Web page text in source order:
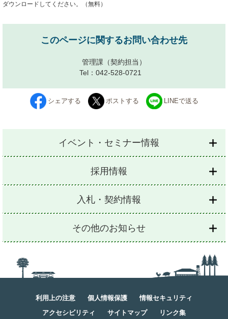
ダウンロードしてください。（無料）
このページに関するお問い合わせ先
管理課 （契約担当）
Tel：042-528-0721
シェアする ポストする LINEで送る
イベント・セミナー情報
採用情報
入札・契約情報
その他のお知らせ
利用上の注意 個人情報保護
情報セキュリティ
アクセシビリティ
サイトマップ リンク集